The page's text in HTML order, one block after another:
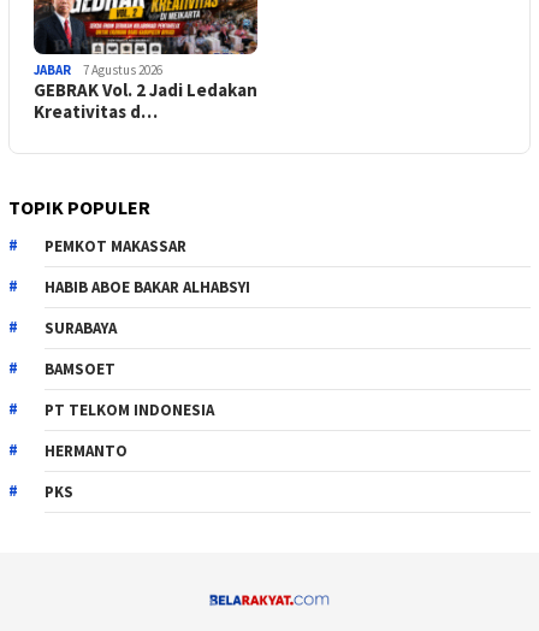
JABAR 7 Agustus 2026
GEBRAK Vol. 2 Jadi Ledakan
Kreativitas d…
TOPIK POPULER
PEMKOT MAKASSAR
HABIB ABOE BAKAR ALHABSYI
SURABAYA
BAMSOET
PT TELKOM INDONESIA
HERMANTO
PKS